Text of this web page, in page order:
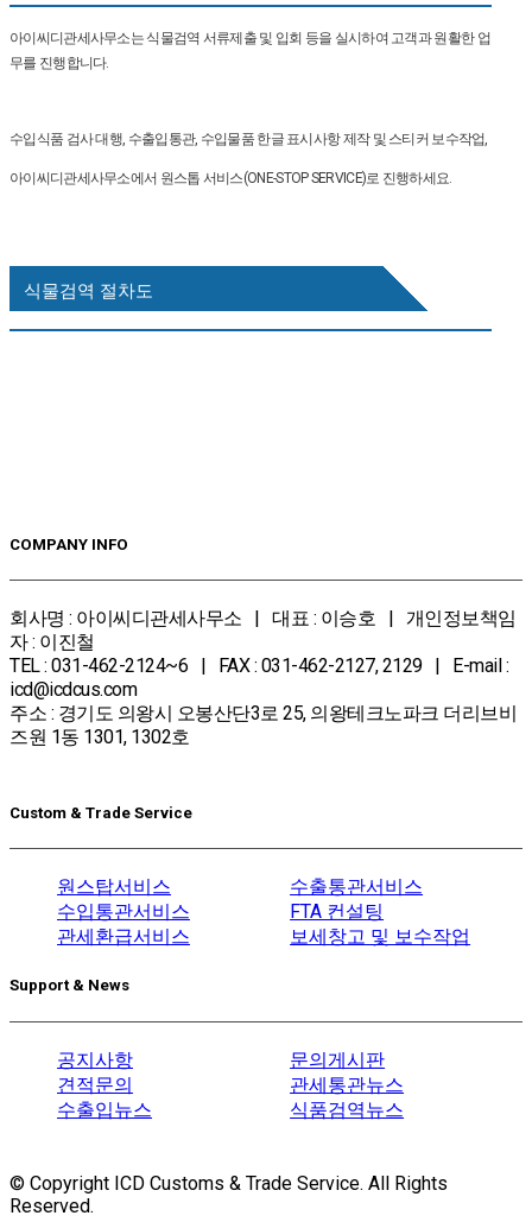
아이씨디관세사무소는 식물검역 서류제출 및 입회 등을 실시하여 고객과 원활한 업
무를 진행합니다.
수입식품 검사 대행, 수출입통관, 수입물품 한글 표시사항 제작 및 스티커 보수작업,
아이씨디관세사무소에서 원스톱 서비스(ONE-STOP SERVICE)로 진행하세요.
식물검역 절차도
COMPANY INFO
회사명 : 아이씨디관세사무소 | 대표 : 이승호 | 개인정보책임
자 : 이진철
TEL : 031-462-2124~6 | FAX : 031-462-2127, 2129 | E-mail :
icd@icdcus.com
주소 : 경기도 의왕시 오봉산단3로 25, 의왕테크노파크 더리브비
즈원 1동 1301, 1302호
Custom & Trade Service
원스탑서비스
수출통관서비스
수입통관서비스
FTA 컨설팅
관세환급서비스
보세창고 및 보수작업
Support & News
공지사항
문의게시판
견적문의
관세통관뉴스
수출입뉴스
식품검역뉴스
© Copyright ICD Customs & Trade Service. All Rights
Reserved.